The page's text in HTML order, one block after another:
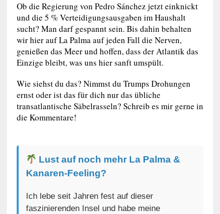
Ob die Regierung von Pedro Sánchez jetzt einknickt
und die 5 % Verteidigungsausgaben im Haushalt
sucht? Man darf gespannt sein. Bis dahin behalten
wir hier auf La Palma auf jeden Fall die Nerven,
genießen das Meer und hoffen, dass der Atlantik das
Einzige bleibt, was uns hier sanft umspült.
Wie siehst du das? Nimmst du Trumps Drohungen
ernst oder ist das für dich nur das übliche
transatlantische Säbelrasseln? Schreib es mir gerne in
die Kommentare!
Lust auf noch mehr La Palma &
Kanaren-Feeling?
Ich lebe seit Jahren fest auf dieser
faszinierenden Insel und habe meine